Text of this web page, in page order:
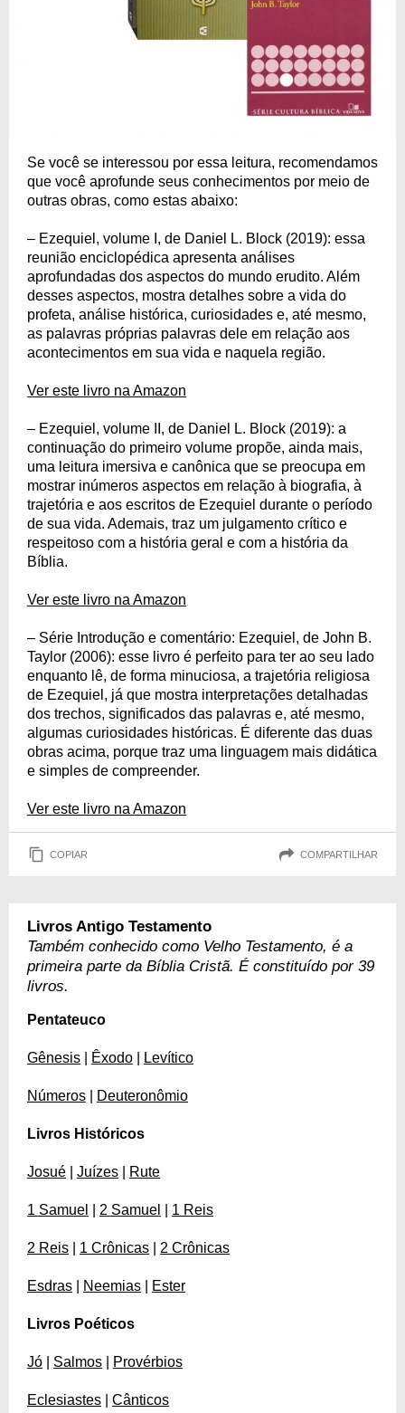
Se você se interessou por essa leitura, recomendamos
que você aprofunde seus conhecimentos por meio de
outras obras, como estas abaixo:
– Ezequiel, volume I, de Daniel L. Block (2019): essa
reunião enciclopédica apresenta análises
aprofundadas dos aspectos do mundo erudito. Além
desses aspectos, mostra detalhes sobre a vida do
profeta, análise histórica, curiosidades e, até mesmo,
as palavras próprias palavras dele em relação aos
acontecimentos em sua vida e naquela região.
Ver este livro na Amazon
– Ezequiel, volume II, de Daniel L. Block (2019): a
continuação do primeiro volume propõe, ainda mais,
uma leitura imersiva e canônica que se preocupa em
mostrar inúmeros aspectos em relação à biografia, à
trajetória e aos escritos de Ezequiel durante o período
de sua vida. Ademais, traz um julgamento crítico e
respeitoso com a história geral e com a história da
Bíblia.
Ver este livro na Amazon
– Série Introdução e comentário: Ezequiel, de John B.
Taylor (2006): esse livro é perfeito para ter ao seu lado
enquanto lê, de forma minuciosa, a trajetória religiosa
de Ezequiel, já que mostra interpretações detalhadas
dos trechos, significados das palavras e, até mesmo,
algumas curiosidades históricas. É diferente das duas
obras acima, porque traz uma linguagem mais didática
e simples de compreender.
Ver este livro na Amazon
COPIAR COMPARTILHAR
Livros Antigo Testamento
Também conhecido como Velho Testamento, é a
primeira parte da Bíblia Cristã. É constituído por 39
livros.
Pentateuco
Gênesis Êxodo Levítico
Números Deuteronômio
Livros Históricos
Josué Juízes Rute
1 Samuel 2 Samuel 1 Reis
2 Reis 1 Crônicas 2 Crônicas
Esdras Neemias Ester
Livros Poéticos
Jó Salmos Provérbios
Eclesiastes Cânticos